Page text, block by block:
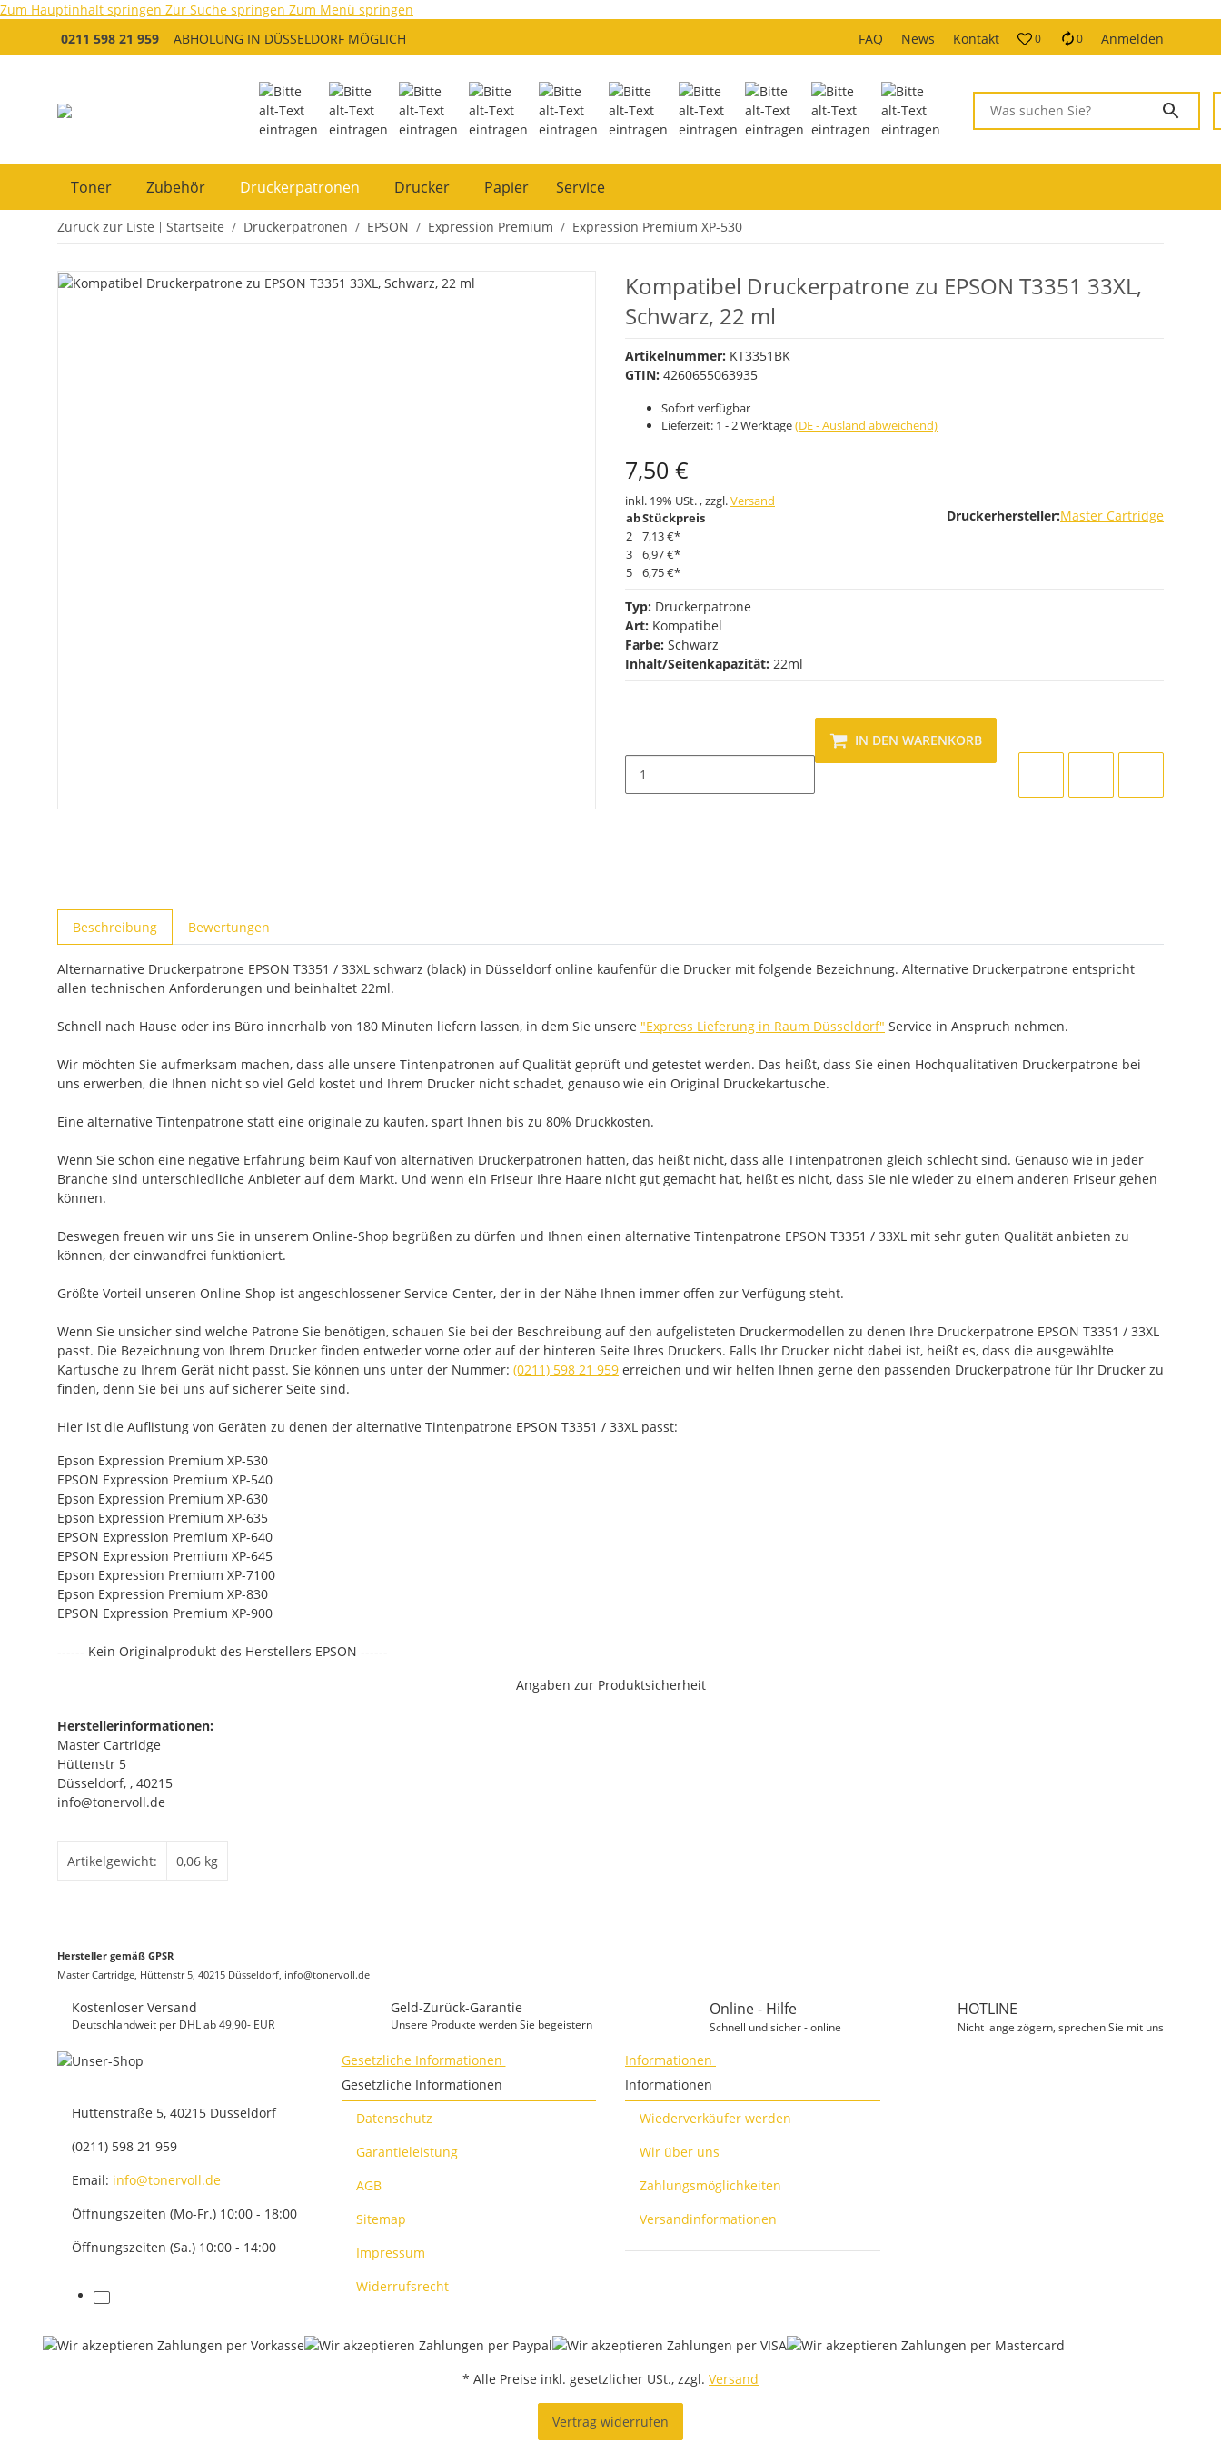
Zum Hauptinhalt springen Zur Suche springen Zum Menü springen
0211 598 21 959
ABHOLUNG IN DÜSSELDORF MÖGLICH FAQ News Kontakt 0 0 Anmelden
Toner Zubehör Druckerpatronen Drucker Papier Service
Zurück zur Liste Startseite Druckerpatronen EPSON Expression Premium Expression Premium XP-530
Kompatibel Druckerpatrone zu EPSON T3351 33XL,
Schwarz, 22 ml
Artikelnummer: KT3351BK
GTIN: 4260655063935
Sofort verfügbar
Lieferzeit: 1 - 2 Werktage(DE - Ausland abweichend)
7,50 €
inkl. 19% USt. , zzgl.Versand
abStückpreis
2
7,13 €*
3
6,97 €*
5
6,75 €*
Druckerhersteller:Master Cartridge
Typ: Druckerpatrone
Art: Kompatibel
Farbe: Schwarz
Inhalt/Seitenkapazität: 22ml
IN DEN WARENKORB
weitere Registerkarten anzeigen
Beschreibung Bewertungen
Alternarnative Druckerpatrone EPSON T3351 / 33XL schwarz (black) in Düsseldorf online kaufenfür die Drucker mit folgende Bezeichnung. Alternative Druckerpatrone entspricht
allen technischen Anforderungen und beinhaltet 22ml.
Schnell nach Hause oder ins Büro innerhalb von 180 Minuten liefern lassen, in dem Sie unsere "Express Lieferung in Raum Düsseldorf" Service in Anspruch nehmen.
Wir möchten Sie aufmerksam machen, dass alle unsere Tintenpatronen auf Qualität geprüft und getestet werden. Das heißt, dass Sie einen Hochqualitativen Druckerpatrone bei
uns erwerben, die Ihnen nicht so viel Geld kostet und Ihrem Drucker nicht schadet, genauso wie ein Original Druckekartusche.
Eine alternative Tintenpatrone statt eine originale zu kaufen, spart Ihnen bis zu 80% Druckkosten.
Wenn Sie schon eine negative Erfahrung beim Kauf von alternativen Druckerpatronen hatten, das heißt nicht, dass alle Tintenpatronen gleich schlecht sind. Genauso wie in jeder
Branche sind unterschiedliche Anbieter auf dem Markt. Und wenn ein Friseur Ihre Haare nicht gut gemacht hat, heißt es nicht, dass Sie nie wieder zu einem anderen Friseur gehen
können.
Deswegen freuen wir uns Sie in unserem Online-Shop begrüßen zu dürfen und Ihnen einen alternative Tintenpatrone EPSON T3351 / 33XL mit sehr guten Qualität anbieten zu
können, der einwandfrei funktioniert.
Größte Vorteil unseren Online-Shop ist angeschlossener Service-Center, der in der Nähe Ihnen immer offen zur Verfügung steht.
Wenn Sie unsicher sind welche Patrone Sie benötigen, schauen Sie bei der Beschreibung auf den aufgelisteten Druckermodellen zu denen Ihre Druckerpatrone EPSON T3351 / 33XL
passt. Die Bezeichnung von Ihrem Drucker finden entweder vorne oder auf der hinteren Seite Ihres Druckers. Falls Ihr Drucker nicht dabei ist, heißt es, dass die ausgewählte
Kartusche zu Ihrem Gerät nicht passt. Sie können uns unter der Nummer: (0211) 598 21 959 erreichen und wir helfen Ihnen gerne den passenden Druckerpatrone für Ihr Drucker zu
finden, denn Sie bei uns auf sicherer Seite sind.
Hier ist die Auflistung von Geräten zu denen der alternative Tintenpatrone EPSON T3351 / 33XL passt:
Epson Expression Premium XP-530
EPSON Expression Premium XP-540
Epson Expression Premium XP-630
Epson Expression Premium XP-635
EPSON Expression Premium XP-640
EPSON Expression Premium XP-645
Epson Expression Premium XP-7100
Epson Expression Premium XP-830
EPSON Expression Premium XP-900
------ Kein Originalprodukt des Herstellers EPSON ------
Angaben zur Produktsicherheit
Herstellerinformationen:
Master Cartridge
Hüttenstr 5
Düsseldorf, , 40215
info@tonervoll.de
Artikelgewicht: 0,06 kg
Hersteller gemäß GPSR
Master Cartridge, Hüttenstr 5, 40215 Düsseldorf, info@tonervoll.de
Kostenloser Versand
Deutschlandweit per DHL ab 49,90- EUR
Geld-Zurück-Garantie
Unsere Produkte werden Sie begeistern
Online - Hilfe
Schnell und sicher - online
HOTLINE
Nicht lange zögern, sprechen Sie mit uns
Hüttenstraße 5, 40215 Düsseldorf
(0211) 598 21 959
Email: info@tonervoll.de
Öffnungszeiten (Mo-Fr.) 10:00 - 18:00
Öffnungszeiten (Sa.) 10:00 - 14:00
facebook
Gesetzliche Informationen
Gesetzliche Informationen
Datenschutz
Garantieleistung
AGB
Sitemap
Impressum
Widerrufsrecht
Informationen
Informationen
Wiederverkäufer werden
Wir über uns
Zahlungsmöglichkeiten
Versandinformationen
* Alle Preise inkl. gesetzlicher USt., zzgl. Versand
Vertrag widerrufen